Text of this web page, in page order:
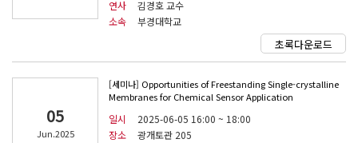
연사
김경호 교수
소속
부경대학교
초록다운로드
05
Jun.2025
[세미나] Opportunities of Freestanding Single-crystalline
Membranes for Chemical Sensor Application
일시
2025-06-05 16:00 ~ 18:00
장소
광개토관 205